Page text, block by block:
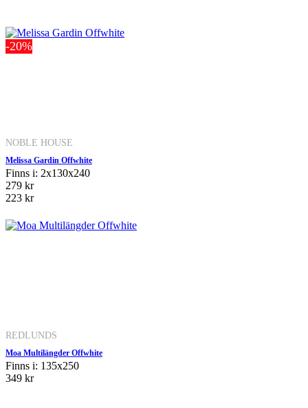
-20%
NOBLE HOUSE
Melissa Gardin Offwhite
Finns i: 2x130x240
279 kr
223 kr
REDLUNDS
Moa Multilängder Offwhite
Finns i: 135x250
349 kr